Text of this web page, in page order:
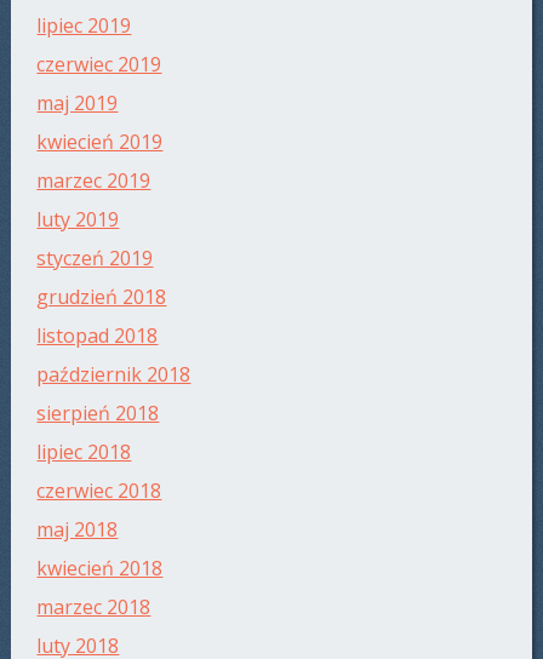
lipiec 2019
czerwiec 2019
maj 2019
kwiecień 2019
marzec 2019
luty 2019
styczeń 2019
grudzień 2018
listopad 2018
październik 2018
sierpień 2018
lipiec 2018
czerwiec 2018
maj 2018
kwiecień 2018
marzec 2018
luty 2018